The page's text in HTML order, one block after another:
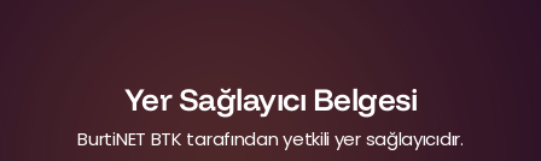
Yer Sağlayıcı Belgesi
BurtiNET BTK tarafından yetkili yer sağlayıcıdır.